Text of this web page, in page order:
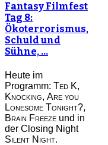
Fantasy Filmfest
Tag 8:
Ökoterrorismus,
Schuld und
Sühne, …
Heute im
Programm: Ted K,
Knocking, Are you
Lonesome Tonight?,
Brain Freeze und in
der Closing Night
Silent Night.